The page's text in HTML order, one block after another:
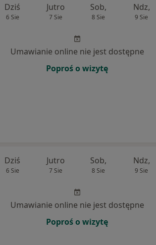
Dziś
6 Sie
Jutro
7 Sie
Sob,
8 Sie
Ndz,
9 Sie
Umawianie online nie jest dostępne
Poproś o wizytę
Dziś
6 Sie
Jutro
7 Sie
Sob,
8 Sie
Ndz,
9 Sie
Umawianie online nie jest dostępne
Poproś o wizytę